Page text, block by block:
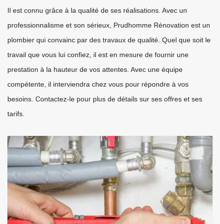
Il est connu grâce à la qualité de ses réalisations. Avec un
professionnalisme et son sérieux, Prudhomme Rénovation est un
plombier qui convainc par des travaux de qualité. Quel que soit le
travail que vous lui confiez, il est en mesure de fournir une
prestation à la hauteur de vos attentes. Avec une équipe
compétente, il interviendra chez vous pour répondre à vos
besoins. Contactez-le pour plus de détails sur ses offres et ses
tarifs.